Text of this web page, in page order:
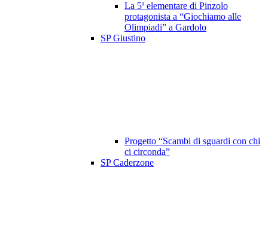
La 5ª elementare di Pinzolo
protagonista a “Giochiamo alle
Olimpiadi” a Gardolo
SP Giustino
Progetto “Scambi di sguardi con chi
ci circonda”
SP Caderzone